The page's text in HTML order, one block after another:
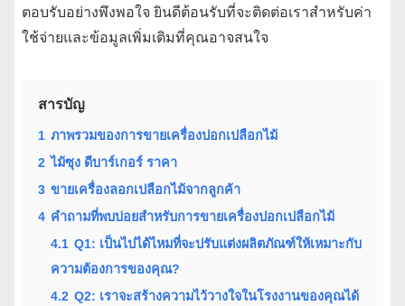
ตอบรับอย่างพึงพอใจ ยินดีต้อนรับที่จะติดต่อเราสำหรับค่า
ใช้จ่ายและข้อมูลเพิ่มเติมที่คุณอาจสนใจ
สารบัญ
1 ภาพรวมของการขายเครื่องปอกเปลือกไม้
2 ไม้ซุง ดีบาร์เกอร์ ราคา
3 ขายเครื่องลอกเปลือกไม้จากลูกค้า
4 คำถามที่พบบ่อยสำหรับการขายเครื่องปอกเปลือกไม้
4.1 Q1: เป็นไปได้ไหมที่จะปรับแต่งผลิตภัณฑ์ให้เหมาะกับ
ความต้องการของคุณ?
4.2 Q2: เราจะสร้างความไว้วางใจในโรงงานของคุณได้